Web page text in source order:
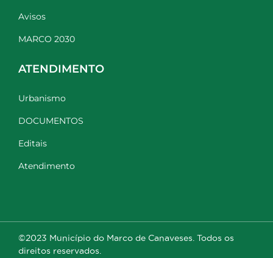
Avisos
MARCO 2030
ATENDIMENTO
Urbanismo
DOCUMENTOS
Editais
Atendimento
©2023 Município do Marco de Canaveses. Todos os
direitos reservados.